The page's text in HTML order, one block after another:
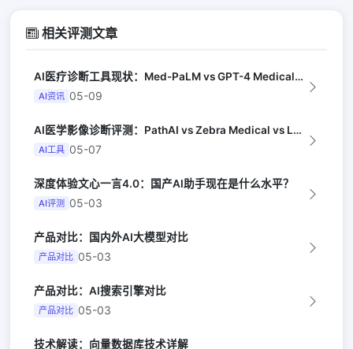
相关评测文章
AI医疗诊断工具现状：Med-PaLM vs GPT-4 Medical（Nat...
AI资讯 05-09
AI医学影像诊断评测：PathAI vs Zebra Medical vs Lu...
AI工具 05-07
深度体验文心一言4.0：国产AI助手现在是什么水平？
AI评测 05-03
产品对比：国内外AI大模型对比
产品对比 05-03
产品对比：AI搜索引擎对比
产品对比 05-03
技术解读：向量数据库技术详解